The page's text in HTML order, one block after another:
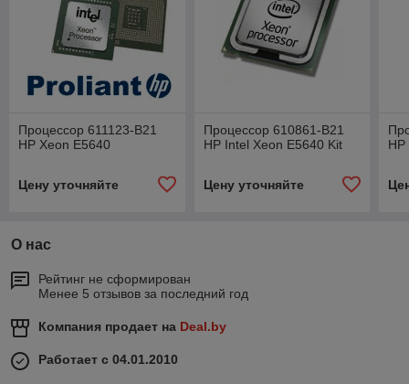
Процессор 611123-B21
HP Xeon E5640
Цену уточняйте
Процессор 610861-B21
HP Intel Xeon E5640 Kit
Цену уточняйте
О нас
Рейтинг не сформирован
Менее 5 отзывов за последний год
Компания продает на Deal.by
Работает с 04.01.2010